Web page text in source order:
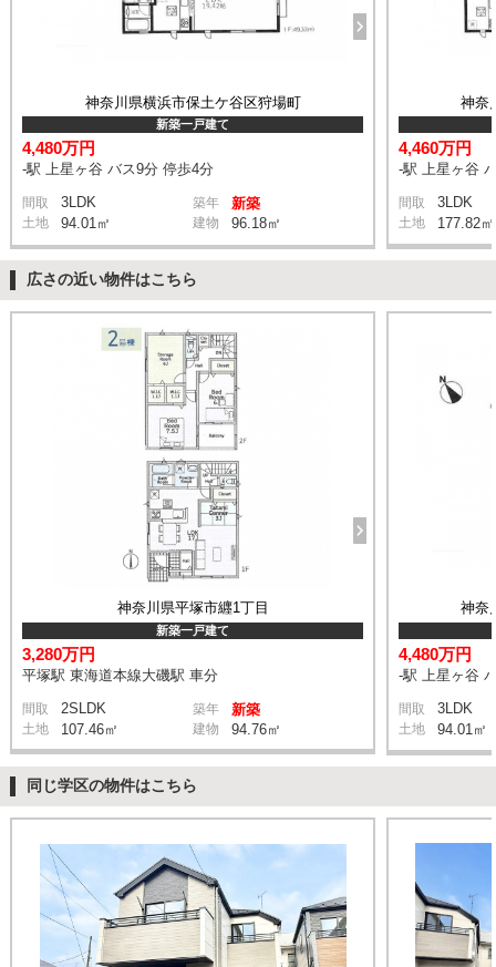
神奈川県横浜市保土ケ谷区狩場町
新築一戸建て
4,480万円
-駅 上星ヶ谷 バス9分 停歩4分
間取 3LDK 築年 新築
土地 94.01㎡ 建物 96.18㎡
神奈
4,460万円
-駅 上星ヶ谷
間取 3LDK
土地 177.82㎡
広さの近い物件はこちら
神奈川県平塚市纒1丁目
新築一戸建て
3,280万円
平塚駅 東海道本線大磯駅 車分
間取 2SLDK 築年 新築
土地 107.46㎡ 建物 94.76㎡
神奈
4,480万円
-駅 上星ヶ谷
間取 3LDK
土地 94.01㎡
同じ学区の物件はこちら